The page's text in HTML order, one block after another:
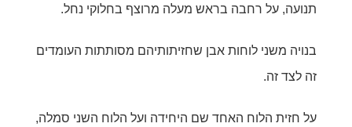
תנועה, על רחבה בראש מעלה מרוצף בחלוקי נחל.
בנויה משני לוחות אבן שחזיתותיהם מסותתות העומדים
זה לצד זה.
על חזית הלוח האחד שם היחידה ועל הלוח השני סמלה,